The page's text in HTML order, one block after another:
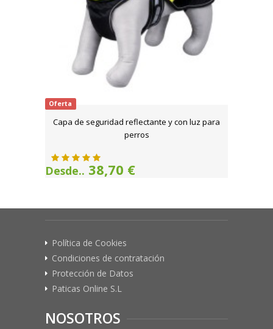
Oferta
Capa de seguridad reflectante y con luz para
perros
Desde.. 38,70 €
Política de Cookies
Condiciones de contratación
Protección de Datos
Paticas Online S.L
NOSOTROS